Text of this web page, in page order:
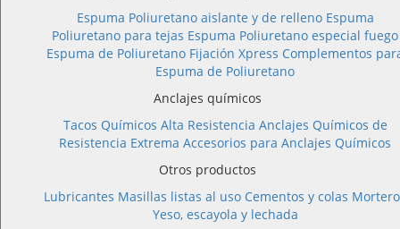
Espuma Poliuretano aislante y de relleno Espuma
Poliuretano para tejas Espuma Poliuretano especial fuego
Espuma de Poliuretano Fijación Xpress Complementos
Espuma de Poliuretano
Anclajes químicos
Tacos Químicos Alta Resistencia Anclajes Químicos de
Resistencia Extrema Accesorios para Anclajes Químicos
Otros productos
Lubricantes Masillas listas al uso Cementos y colas
Yeso, escayola y lechada